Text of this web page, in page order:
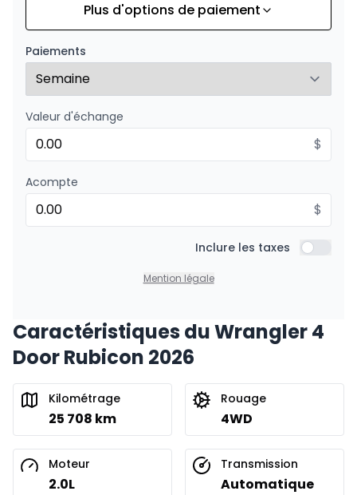
Financement sur 84 mois
0.00 $ d'acompte • 8.99%
À partir de :
Financement sur 72 mois
Financement sur 72 mois
0.00 $ d'acompte • 8.99%
À partir de :
Financement sur 48 mois
367 $/Sem.
Financement sur 36 mois
Financement sur 36 mois
À partir de :
Financement sur 24 mois
Financement sur 24 mois
0.00 $ d'acompte • 8.99%
À partir de :
675$/Sem.
Plus d'options de paiement
Paiements
Valeur d'échange
$
Acompte
$
Inclure les taxes Inclure
Mention légale
Caractéristiques du Wrangler 4
Door Rubicon 2026
Kilométrage
25 708 km
Rouage
4WD
Moteur
2.0L
Transmission
Automatique